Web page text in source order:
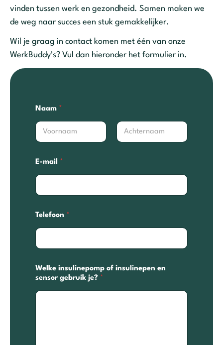
vinden tussen werk en gezondheid. Samen maken we
de weg naar succes een stuk gemakkelijker.
Wil je graag in contact komen met één van onze
WerkBuddy’s? Vul dan hieronder het formulier in.
Naam *
E-mail *
Telefoon *
Welke insulinepomp of insulinepen en
sensor gebruik je? *